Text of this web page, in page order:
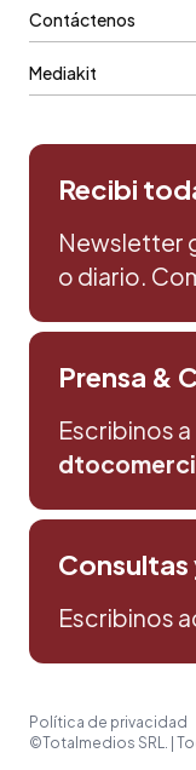
Contáctenos
Mediakit
Recibi
Newsletter
o diario.
Prensa &
Escribinos a
Consultas
Escribinos
Política de privacidad
©Totalmedios SRL. |